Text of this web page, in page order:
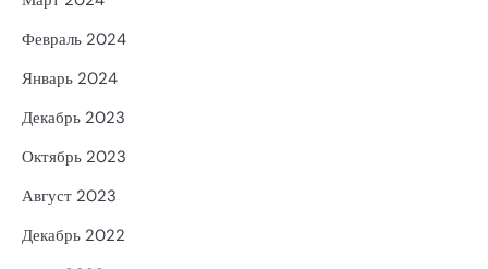
Февраль 2024
Январь 2024
Декабрь 2023
Октябрь 2023
Август 2023
Декабрь 2022